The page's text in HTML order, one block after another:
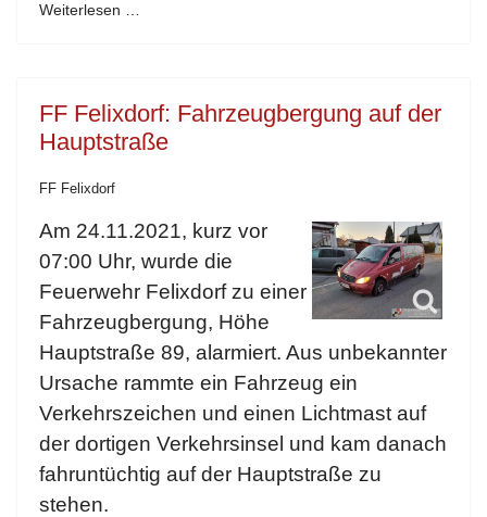
Weiterlesen …
FF Felixdorf: Fahrzeugbergung auf der
Hauptstraße
FF Felixdorf
Am 24.11.2021, kurz vor
07:00 Uhr, wurde die
Feuerwehr Felixdorf zu einer
Fahrzeugbergung, Höhe
Hauptstraße 89, alarmiert. Aus unbekannter
Ursache rammte ein Fahrzeug ein
Verkehrszeichen und einen Lichtmast auf
der dortigen Verkehrsinsel und kam danach
fahruntüchtig auf der Hauptstraße zu
stehen.